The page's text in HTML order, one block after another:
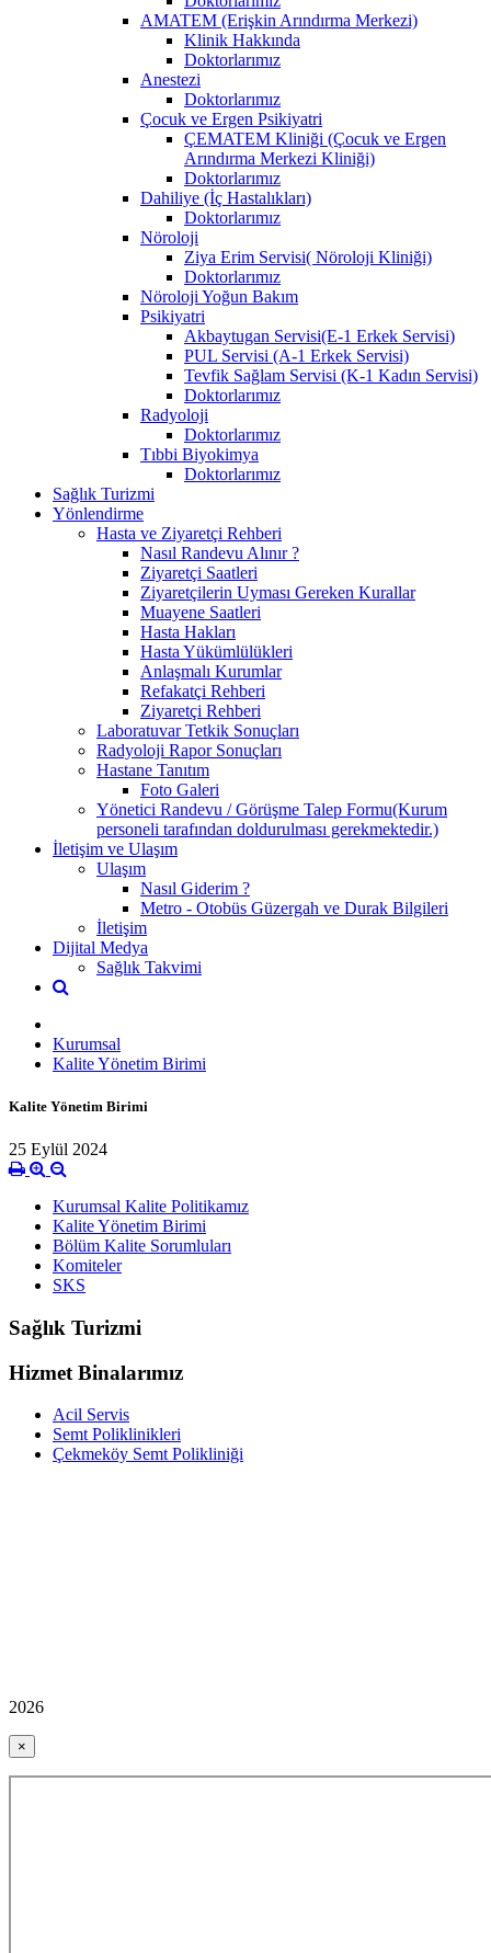
AMATEM (Erişkin Arındırma Merkezi)
Klinik Hakkında
Doktorlarımız
Anestezi
Doktorlarımız
Çocuk ve Ergen Psikiyatri
ÇEMATEM Kliniği (Çocuk ve Ergen
Arındırma Merkezi Kliniği)
Doktorlarımız
Dahiliye (İç Hastalıkları)
Doktorlarımız
Nöroloji
Ziya Erim Servisi( Nöroloji Kliniği)
Doktorlarımız
Nöroloji Yoğun Bakım
Psikiyatri
Akbaytugan Servisi(E-1 Erkek Servisi)
PUL Servisi (A-1 Erkek Servisi)
Tevfik Sağlam Servisi (K-1 Kadın Servisi)
Doktorlarımız
Radyoloji
Doktorlarımız
Tıbbi Biyokimya
Doktorlarımız
Sağlık Turizmi
Yönlendirme
Hasta ve Ziyaretçi Rehberi
Nasıl Randevu Alınır ?
Ziyaretçi Saatleri
Ziyaretçilerin Uyması Gereken Kurallar
Muayene Saatleri
Hasta Hakları
Hasta Yükümlülükleri
Anlaşmalı Kurumlar
Refakatçi Rehberi
Ziyaretçi Rehberi
Laboratuvar Tetkik Sonuçları
Radyoloji Rapor Sonuçları
Hastane Tanıtım
Foto Galeri
Yönetici Randevu / Görüşme Talep Formu(Kurum
personeli tarafından doldurulması gerekmektedir.)
İletişim ve Ulaşım
Ulaşım
Nasıl Giderim ?
Metro - Otobüs Güzergah ve Durak Bilgileri
İletişim
Dijital Medya
Sağlık Takvimi
Kurumsal
Kalite Yönetim Birimi
Kalite Yönetim Birimi
25 Eylül 2024
Kurumsal Kalite Politikamız
Kalite Yönetim Birimi
Bölüm Kalite Sorumluları
Komiteler
SKS
Sağlık Turizmi
Hizmet Binalarımız
Acil Servis
Semt Poliklinikleri
Çekmeköy Semt Polikliniği
2026
×